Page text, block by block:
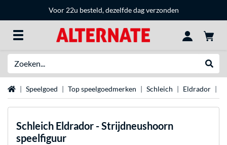
Voor 22u besteld, dezelfde dag verzonden
HomeSpeelgoed Top speelgoedmerken Schleich Eldrador
Schleich Eldrador - Strijdneushoorn
speelfiguur